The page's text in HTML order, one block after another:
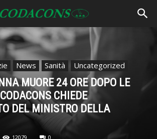
News Sanità Uncategorized
MUORE 24 ORE DOPO LE
CHIEDE
DEL MINISTRO DELLA
12079 0